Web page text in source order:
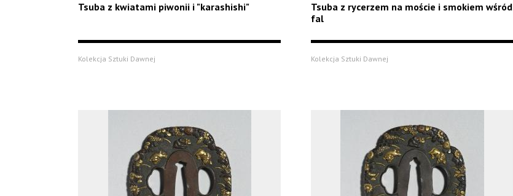
Tsuba z kwiatami piwonii i "karashishi"
Kolekcja Sztuki Dawnej
Tsuba z rycerzem na moście i smokiem wśród
fal
Kolekcja Sztuki Dawnej